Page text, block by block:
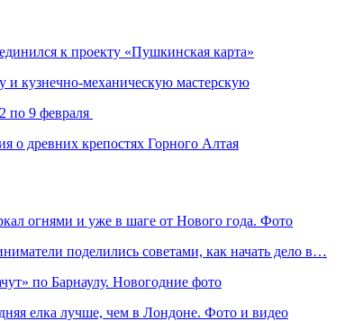
к проекту «Пушкинская карта»
и кузнечно-механическую мастерскую
по 9 февраля
о древних крепостях Горного Алтая
огнями и уже в шаге от Нового года. Фото
поделились советами, как начать дело в…
по Барнаулу. Новогодние фото
елка лучше, чем в Лондоне. Фото и видео